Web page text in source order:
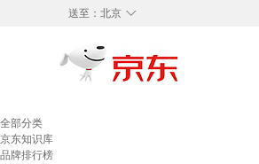
◇
送至： 北京
全部分类
京东知识库
品牌排行榜